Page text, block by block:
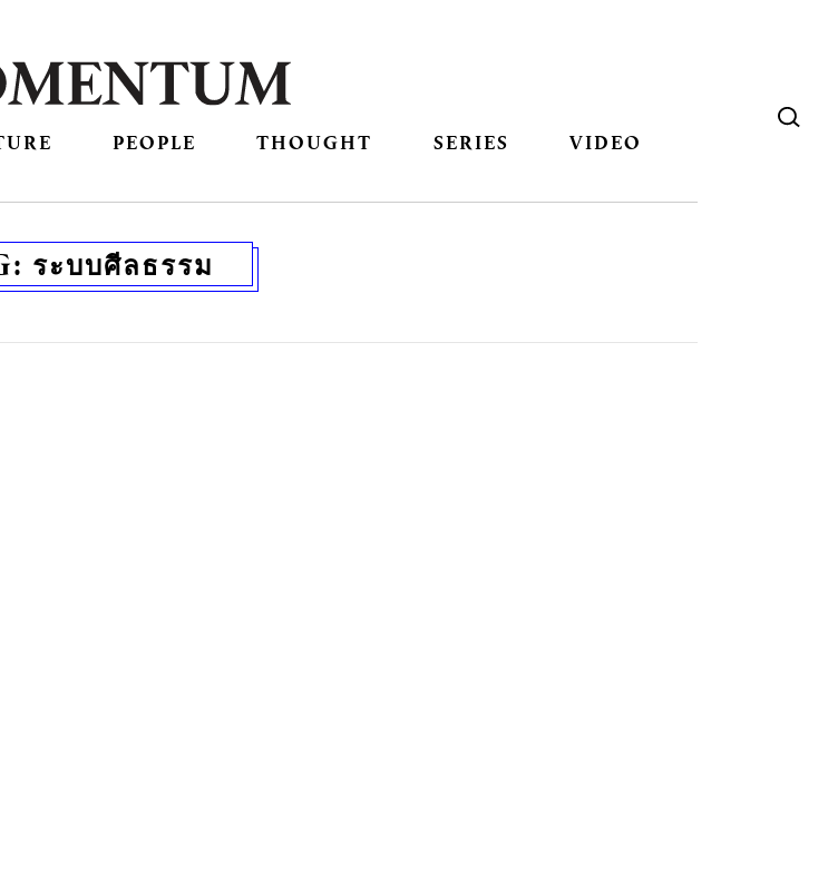
PEOPLE THOUGHT SERIES VIDEO
ระบบศีลธรรม